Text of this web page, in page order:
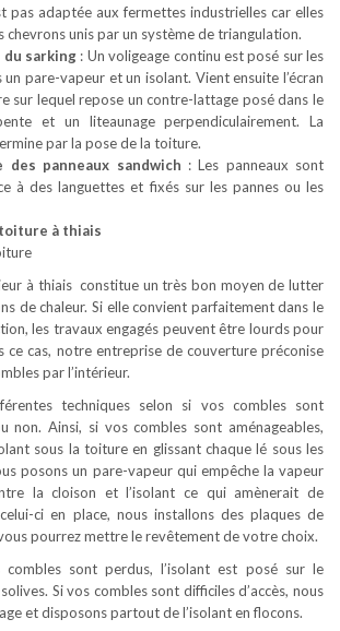
pas adaptée aux fermettes industrielles car elles
chevrons unis par un système de triangulation.
du sarking : Un voligeage continu est posé sur les
un pare-vapeur et un isolant. Vient ensuite l’écran
sur lequel repose un contre-lattage posé dans le
et un liteaunage perpendiculairement. La
par la pose de la toiture.
des panneaux sandwich : Les panneaux sont
à des languettes et fixés sur les pannes ou les
à thiais
à thiais constitue un très bon moyen de lutter
de chaleur. Si elle convient parfaitement dans le
les travaux engagés peuvent être lourds pour
ce cas, notre entreprise de couverture préconise
par l’intérieur.
techniques selon si vos combles sont
non. Ainsi, si vos combles sont aménageables,
sous la toiture en glissant chaque lé sous les
posons un pare-vapeur qui empêche la vapeur
la cloison et l’isolant ce qui amènerait de
ci en place, nous installons des plaques de
pourrez mettre le revêtement de votre choix.
combles sont perdus, l’isolant est posé sur le
Si vos combles sont difficiles d’accès, nous
et disposons partout de l’isolant en flocons.